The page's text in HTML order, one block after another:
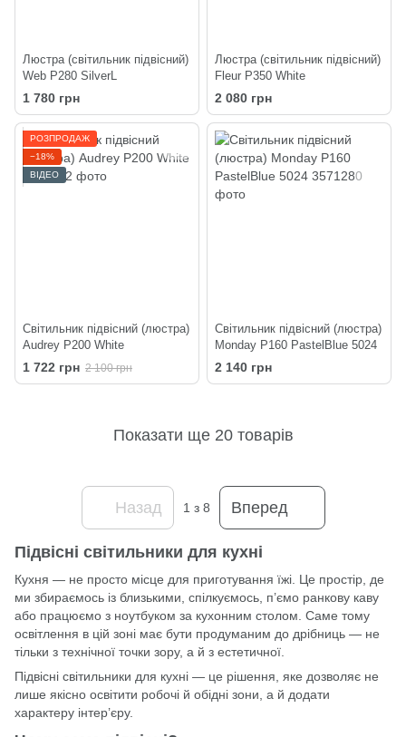
Люстра (світильник підвісний)
Web P280 SilverL
1 780 грн
Люстра (світильник підвісний)
Fleur P350 White
2 080 грн
РОЗПРОДАЖ
−18%
ВІДЕО
Світильник підвісний (люстра)
Audrey P200 White
1 722 грн 2 100 грн
Світильник підвісний (люстра)
Monday P160 PastelBlue 5024
2 140 грн
Показати ще 20 товарів
Назад 1 з 8 Вперед
Підвісні світильники для кухні
Кухня — не просто місце для приготування їжі. Це простір, де
ми збираємось із близькими, спілкуємось, п’ємо ранкову каву
або працюємо з ноутбуком за кухонним столом. Саме тому
освітлення в цій зоні має бути продуманим до дрібниць — не
тільки з технічної точки зору, а й з естетичної.
Підвісні світильники для кухні — це рішення, яке дозволяє не
лише якісно освітити робочі й обідні зони, а й додати
характеру інтер’єру.